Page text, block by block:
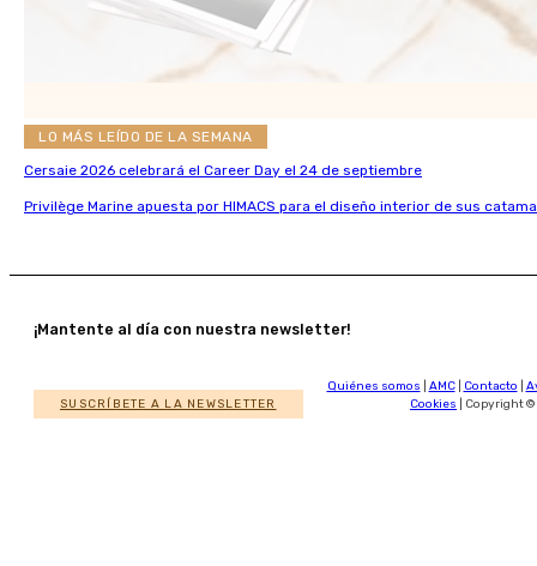
LO MÁS LEÍDO DE LA SEMANA
Cersaie 2026 celebrará el Career Day el 24 de septiembre
Privilège Marine apuesta por HIMACS para el diseño interior de sus
¡Mantente al día con nuestra newsletter!
SUSCRÍBETE A LA NEWSLETTER
Quiénes somos AMC| Contacto
Cookies | Copyright